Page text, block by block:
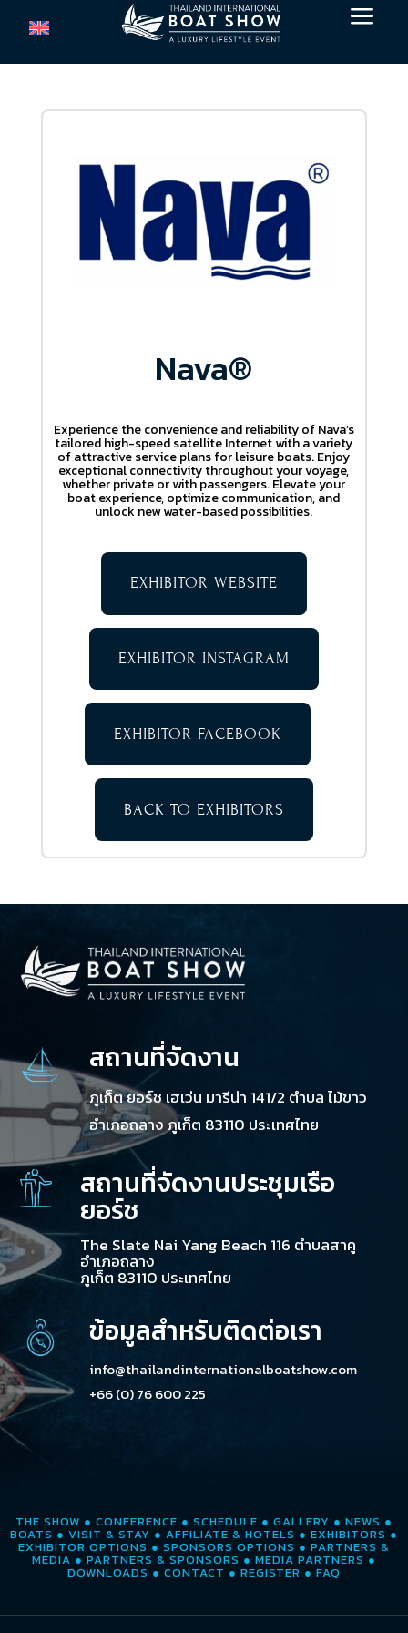
a
Nava®
Experience the convenience and reliability of Nava’s
tailored high-speed satellite Internet with a variety
of attractive service plans for leisure boats. Enjoy
exceptional connectivity throughout your voyage,
whether private or with passengers. Elevate your
boat experience, optimize communication, and
unlock new water-based possibilities.
EXHIBITOR WEBSITE
EXHIBITOR INSTAGRAM
EXHIBITOR FACEBOOK
BACK TO EXHIBITORS
สถานที่จัดงาน
ภูเก็ต ยอร์ช เฮเว่น มารีน่า 141/2 ตำบล ไม้ขาว
อำเภอถลาง ภูเก็ต 83110 ประเทศไทย
สถานที่จัดงานประชุมเรือ
ยอร์ช
The Slate Nai Yang Beach 116 ตำบลสาคู
อำเภอถลาง
ภูเก็ต 83110 ประเทศไทย
ข้อมูลสำหรับติดต่อเรา
info@thailandinternationalboatshow.com
+66 (0) 76 600 225
THE SHOW ● CONFERENCE ● SCHEDULE ● GALLERY ● NEWS ●
BOATS ● VISIT & STAY ● AFFILIATE & HOTELS ● EXHIBITORS ●
EXHIBITOR OPTIONS ● SPONSORS OPTIONS ● PARTNERS &
MEDIA ● PARTNERS & SPONSORS ● MEDIA PARTNERS ●
DOWNLOADS ● CONTACT ● REGISTER ● FAQ